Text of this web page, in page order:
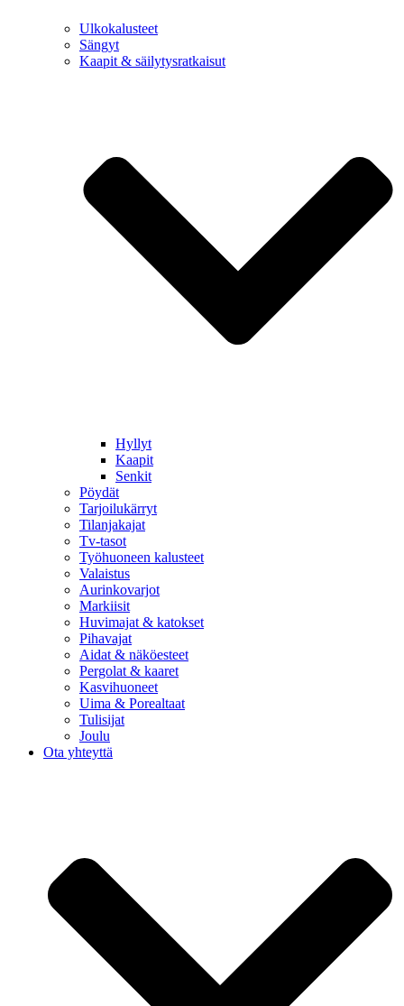
Ulkokalusteet
Sängyt
Kaapit & säilytysratkaisut
Hyllyt
Kaapit
Senkit
Pöydät
Tarjoilukärryt
Tilanjakajat
Tv-tasot
Työhuoneen kalusteet
Valaistus
Aurinkovarjot
Markiisit
Huvimajat & katokset
Pihavajat
Aidat & näköesteet
Pergolat & kaaret
Kasvihuoneet
Uima & Porealtaat
Tulisijat
Joulu
Ota yhteyttä